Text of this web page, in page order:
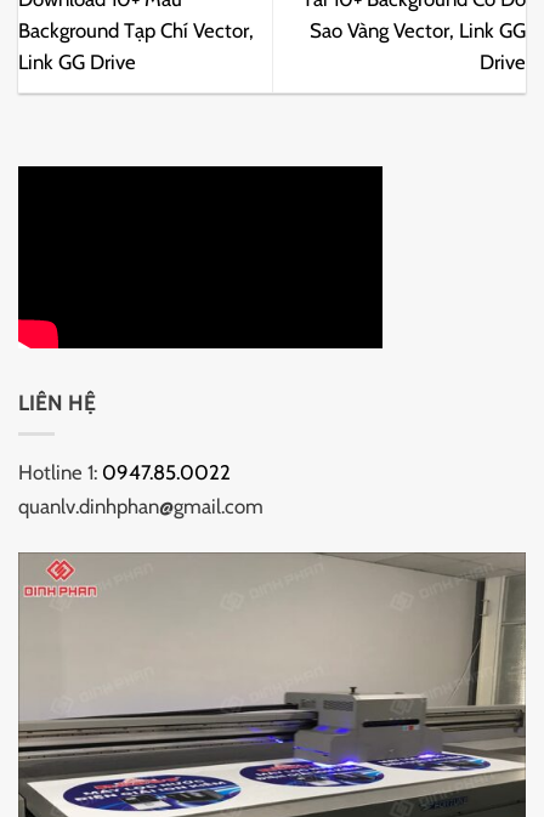
Background Tạp Chí Vector,
Link GG Drive
Sao Vàng Vector, Link GG
Drive
LIÊN HỆ
Hotline 1: 0947.85.0022
quanlv.dinhphan@gmail.com